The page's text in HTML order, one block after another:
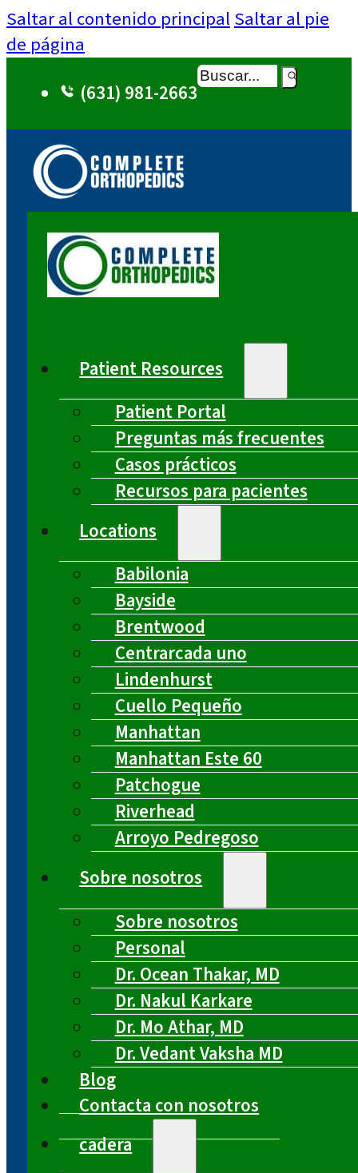
Saltar al contenido principal Saltar al pie
de página
(631) 981-2663
Buscar
Patient Resources
Patient Portal
Preguntas más frecuentes
Casos prácticos
Recursos para pacientes
Locations
Babilonia
Bayside
Brentwood
Centrarcada uno
Lindenhurst
Cuello Pequeño
Manhattan
Manhattan Este 60
Patchogue
Riverhead
Arroyo Pedregoso
Sobre nosotros
Sobre nosotros
Personal
Dr. Ocean Thakar, MD
Dr. Nakul Karkare
Dr. Mo Athar, MD
Dr. Vedant Vaksha MD
Blog
Contacta con nosotros
cadera